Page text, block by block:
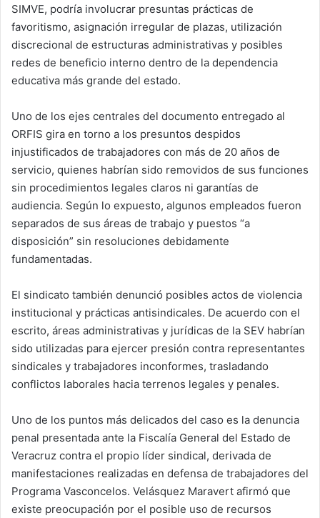
SIMVE, podría involucrar presuntas prácticas de
favoritismo, asignación irregular de plazas, utilización
discrecional de estructuras administrativas y posibles
redes de beneficio interno dentro de la dependencia
educativa más grande del estado.
Uno de los ejes centrales del documento entregado al
ORFIS gira en torno a los presuntos despidos
injustificados de trabajadores con más de 20 años de
servicio, quienes habrían sido removidos de sus funciones
sin procedimientos legales claros ni garantías de
audiencia. Según lo expuesto, algunos empleados fueron
separados de sus áreas de trabajo y puestos “a
disposición” sin resoluciones debidamente
fundamentadas.
El sindicato también denunció posibles actos de violencia
institucional y prácticas antisindicales. De acuerdo con el
escrito, áreas administrativas y jurídicas de la SEV habrían
sido utilizadas para ejercer presión contra representantes
sindicales y trabajadores inconformes, trasladando
conflictos laborales hacia terrenos legales y penales.
Uno de los puntos más delicados del caso es la denuncia
penal presentada ante la Fiscalía General del Estado de
Veracruz contra el propio líder sindical, derivada de
manifestaciones realizadas en defensa de trabajadores del
Programa Vasconcelos. Velásquez Maravert afirmó que
existe preocupación por el posible uso de recursos